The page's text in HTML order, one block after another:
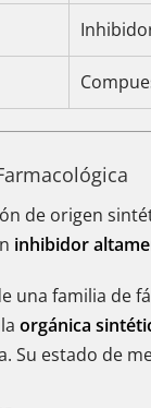
de origen
inhibidor
una familia
orgánica
Su estado de